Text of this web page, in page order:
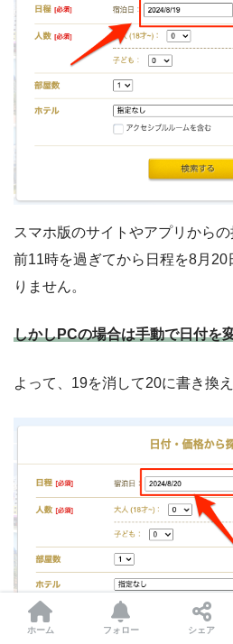
スマホ版のサイトやアプリから
前11時を過ぎてから日程を8月20
りません。
しかしPCの場合は手動で日付を
よって、19を消して20に書き換
ホーム フォロー シェア